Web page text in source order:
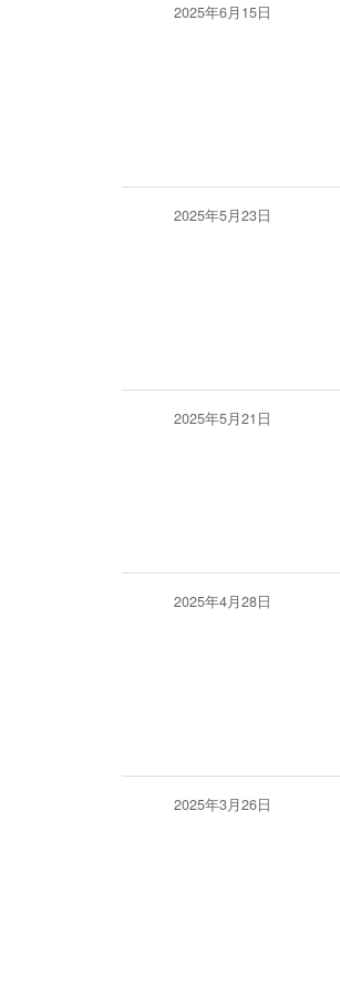
2025年6月15日
2025年5月23日
2025年5月21日
2025年4月28日
2025年3月26日